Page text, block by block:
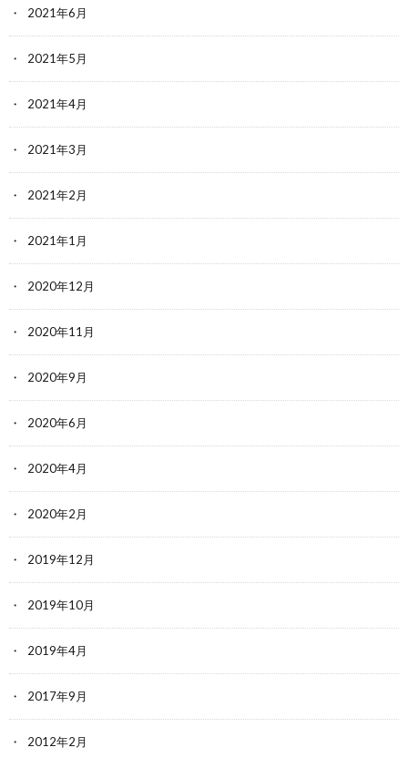
2021年6月
2021年5月
2021年4月
2021年3月
2021年2月
2021年1月
2020年12月
2020年11月
2020年9月
2020年6月
2020年4月
2020年2月
2019年12月
2019年10月
2019年4月
2017年9月
2012年2月